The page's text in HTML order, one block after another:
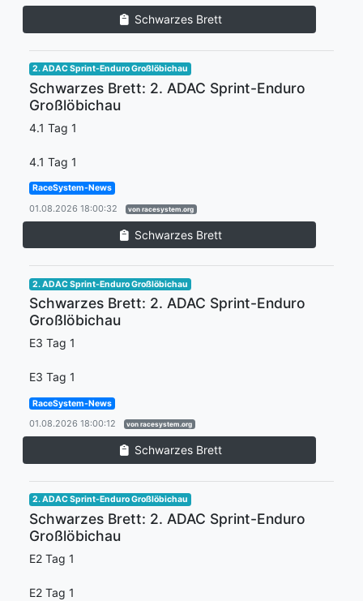
Schwarzes Brett
2. ADAC Sprint-Enduro Großlöbichau
Schwarzes Brett: 2. ADAC Sprint-Enduro
Großlöbichau
4.1 Tag 1
4.1 Tag 1
RaceSystem-News
01.08.2026 18:00:32 von racesystem.org
Schwarzes Brett
2. ADAC Sprint-Enduro Großlöbichau
Schwarzes Brett: 2. ADAC Sprint-Enduro
Großlöbichau
E3 Tag 1
E3 Tag 1
RaceSystem-News
01.08.2026 18:00:12 von racesystem.org
Schwarzes Brett
2. ADAC Sprint-Enduro Großlöbichau
Schwarzes Brett: 2. ADAC Sprint-Enduro
Großlöbichau
E2 Tag 1
E2 Tag 1